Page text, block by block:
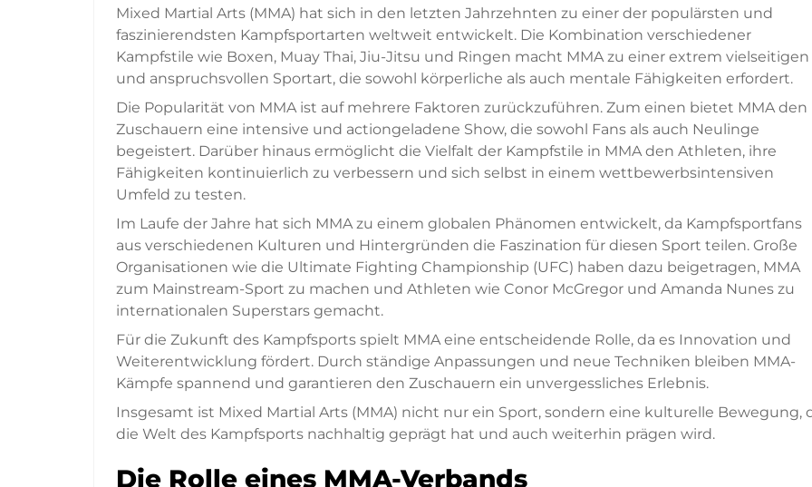
Mixed Martial Arts (MMA) hat sich in den letzten Jahrzehnten zu einer der populärsten und
faszinierendsten Kampfsportarten weltweit entwickelt. Die Kombination verschiedener
Kampfstile wie Boxen, Muay Thai, Jiu-Jitsu und Ringen macht MMA zu einer extrem vielseitigen
und anspruchsvollen Sportart, die sowohl körperliche als auch mentale Fähigkeiten erfordert.
Die Popularität von MMA ist auf mehrere Faktoren zurückzuführen. Zum einen bietet MMA den
Zuschauern eine intensive und actiongeladene Show, die sowohl Fans als auch Neulinge
begeistert. Darüber hinaus ermöglicht die Vielfalt der Kampfstile in MMA den Athleten, ihre
Fähigkeiten kontinuierlich zu verbessern und sich selbst in einem wettbewerbsintensiven
Umfeld zu testen.
Im Laufe der Jahre hat sich MMA zu einem globalen Phänomen entwickelt, da Kampfsportfans
aus verschiedenen Kulturen und Hintergründen die Faszination für diesen Sport teilen. Große
Organisationen wie die Ultimate Fighting Championship (UFC) haben dazu beigetragen, MMA
zum Mainstream-Sport zu machen und Athleten wie Conor McGregor und Amanda Nunes zu
internationalen Superstars gemacht.
Für die Zukunft des Kampfsports spielt MMA eine entscheidende Rolle, da es Innovation und
Weiterentwicklung fördert. Durch ständige Anpassungen und neue Techniken bleiben MMA-
Kämpfe spannend und garantieren den Zuschauern ein unvergessliches Erlebnis.
Insgesamt ist Mixed Martial Arts (MMA) nicht nur ein Sport, sondern eine kulturelle Bewegung,
die Welt des Kampfsports nachhaltig geprägt hat und auch weiterhin prägen wird.
Die Rolle eines MMA-Verbands